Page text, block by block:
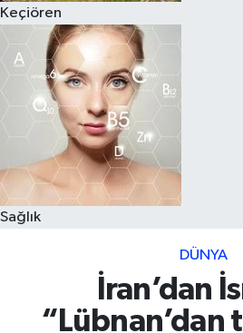
Keçiören
Sağlık
DÜNYA
İran’dan
“Lübnan’dan